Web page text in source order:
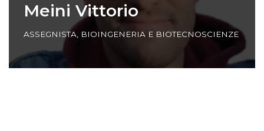
Meini Vittorio
ASSEGNISTA, BIOINGENERIA E BIOTECNOSCIENZE